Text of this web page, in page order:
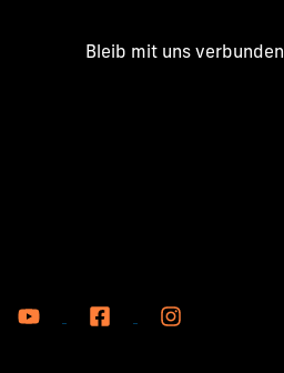
Bleib mit uns verbunden